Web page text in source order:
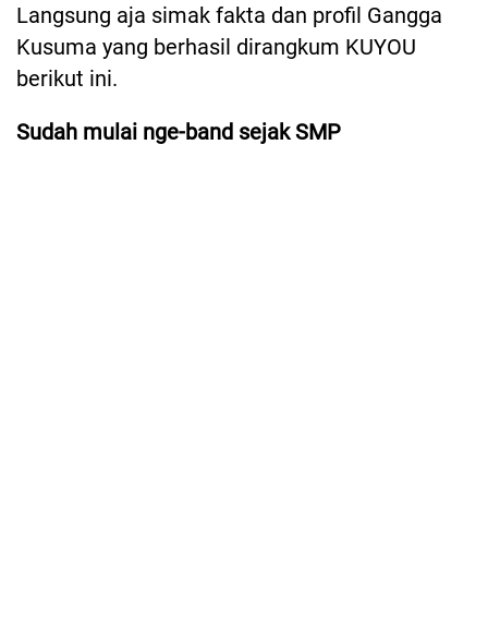
Langsung aja simak fakta dan profil Gangga
Kusuma yang berhasil dirangkum KUYOU
berikut ini.
Sudah mulai nge-band sejak SMP